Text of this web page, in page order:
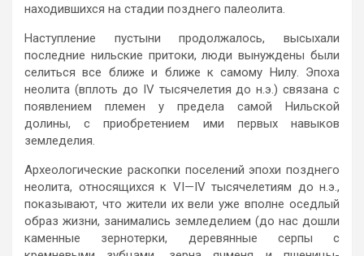
находившихся на стадии позднего палеолита.
Наступление пустыни продолжалось, высыхали
последние нильские притоки, люди вынуждены были
селиться все ближе и ближе к самому Нилу. Эпоха
неолита (вплоть до IV тысячелетия до н.э.) связана с
появлением племен у предела самой Нильской
долины, с приобретением ими первых навыков
земледелия.
Археологические раскопки поселений эпохи позднего
неолита, относящихся к VI—IV тысячелетиям до н.э.,
показывают, что жители их вели уже вполне оседлый
образ жизни, занимались земледелием (до нас дошли
каменные зернотерки, деревянные серпы с